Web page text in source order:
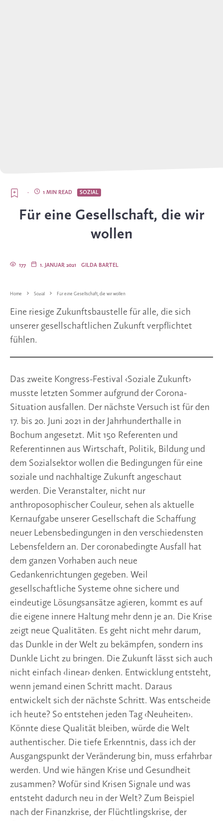
SOZIAL
1 MIN READ
·
Für eine Gesellschaft, die wir
wollen
GILDA BARTEL
1. JANUAR 2021
177
Home Sozial Für eine Gesellschaft, die wir wollen
Eine riesige Zukunftsbaustelle für alle, die sich
unserer gesellschaftlichen Zukunft verpflichtet
fühlen.
Das zweite Kongress-Festival ‹Soziale Zukunft›
musste letzten Sommer aufgrund der Corona-
Situation ausfallen. Der nächste Versuch ist für den
17. bis 20. Juni 2021 in der Jahrhunderthalle in
Bochum angesetzt. Mit 150 Referenten und
Referentinnen aus Wirtschaft, Politik, Bildung und
dem Sozialsektor wollen die Bedingungen für eine
soziale und nachhaltige Zukunft angeschaut
werden. Die Veranstalter, nicht nur
anthroposophischer Couleur, sehen als aktuelle
Kernaufgabe unserer Gesellschaft die Schaffung
neuer Lebensbedingungen in den verschiedensten
Lebensfeldern an. Der coronabedingte Ausfall hat
dem ganzen Vorhaben auch neue
Gedankenrichtungen gegeben. Weil
gesellschaftliche Systeme ohne sichere und
eindeutige Lösungsansätze agieren, kommt es auf
die eigene innere Haltung mehr denn je an. Die Krise
zeigt neue Qualitäten. Es geht nicht mehr darum,
das Dunkle in der Welt zu bekämpfen, sondern ins
Dunkle Licht zu bringen. Die Zukunft lässt sich auch
nicht einfach ‹linear› denken. Entwicklung entsteht,
wenn jemand einen Schritt macht. Daraus
entwickelt sich der nächste Schritt. Was entscheide
ich heute? So entstehen jeden Tag ‹Neuheiten›.
Könnte diese Qualität bleiben, würde die Welt
authentischer. Die tiefe Erkenntnis, dass ich der
Ausgangspunkt der Veränderung bin, muss erfahrbar
werden. Und wie hängen Krise und Gesundheit
zusammen? Wofür sind Krisen Signale und was
entsteht dadurch neu in der Welt? Zum Beispiel
nach der Finanzkrise, der Flüchtlingskrise, der